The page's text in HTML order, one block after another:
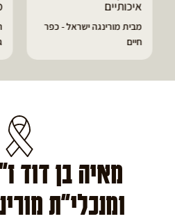
איכותיים
מבית מורינגה ישראל - כפר
חיים
מאיה בן דוד
ומנכלי"ת